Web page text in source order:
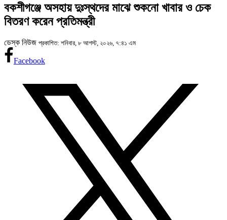
বকশীগঞ্জে অসহায় দুঃস্থদের মাঝে শুকনো খাবার ও চেক
বিতরণ করেন প্রতিমন্ত্রী
ডেস্ক নিউজ প্রকাশিত: শনিবার, ৮ আগস্ট, ২০২৬, ৭:৪১ এম
Facebook